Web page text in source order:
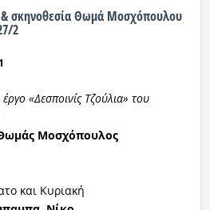
σκηνοθεσία Θωμά Μοσχόπουλου
2
«Δεσποινίς Τζούλια» του
Μοσχόπουλος
και Κυριακή